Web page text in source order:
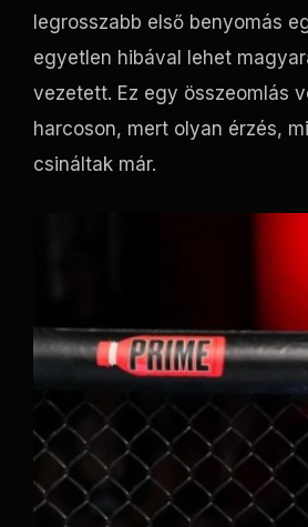
legrosszabb első benyomás
egyetlen hibával lehet
vezetett. Ez egy összeomlás
harcoson, mert olyan érzés,
csináltak már.